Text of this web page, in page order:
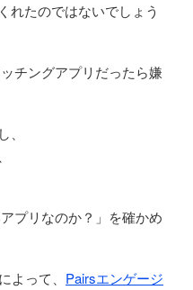
れたのではないでしょう
チングアプリだったら嫌
プリなのか？」を確かめ
よって、 Pairsエンゲージ